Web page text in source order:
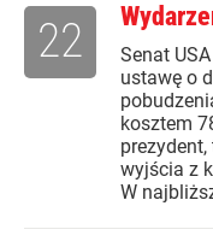
Senat
ustawę o
kosztem
wyjścia z
W
22